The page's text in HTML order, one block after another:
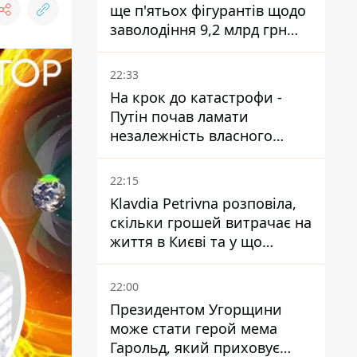
ще п'ятьох фігурантів щодо
заволодіння 9,2 млрд грн
ПриватБанку скерували до
суду
22:33
На крок до катастрофи -
Путін почав ламати
незалежність власного
Центробанку, змусивши
знизити базову ставку
22:15
Klavdia Petrivna розповіла,
скільки грошей витрачає на
життя в Києві та у що
вкладає мільйони
22:00
Президентом Угорщини
може стати герой мема
Гарольд, який приховує